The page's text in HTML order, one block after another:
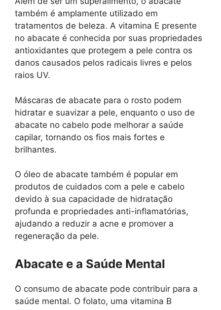
também é amplamente utilizado em
tratamentos de beleza. A vitamina E presente
no abacate é conhecida por suas propriedades
antioxidantes que protegem a pele contra os
danos causados pelos radicais livres e pelos
raios UV.
Máscaras de abacate para o rosto podem
hidratar e suavizar a pele, enquanto o uso de
abacate no cabelo pode melhorar a saúde
capilar, tornando os fios mais fortes e
brilhantes.
O óleo de abacate também é popular em
produtos de cuidados com a pele e cabelo
devido à sua capacidade de hidratação
profunda e propriedades anti-inflamatórias,
ajudando a reduzir a acne e promover a
regeneração da pele.
Abacate e a Saúde Mental
O consumo de abacate pode contribuir para a
saúde mental. O folato, uma vitamina B